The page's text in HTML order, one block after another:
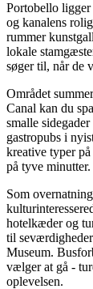
Portobello ligger
og kanalens
rummer
lokale
søger til, når de
Området
Canal kan du
smalle
gastropubs i
kreative typer
på tyve minutter.
Som
hotelkæder og
til
Museum.
vælger at gå -
oplevelsen.